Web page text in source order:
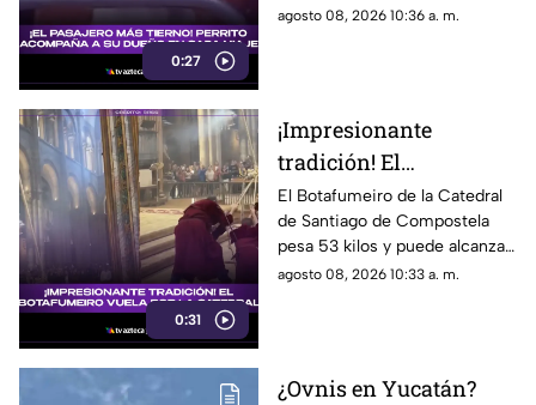
0:27
como un pasajero más. Su
agosto 08, 2026 10:36 a. m.
0:31
¡Impresionante
tradición! El
Botafumeiro vuela por
la Catedral de Santiago
El Botafumeiro de la Catedral
de Santiago de Compostela
pesa 53 kilos y puede alcanzar
68 km/h. Conoce la historia de
agosto 08, 2026 10:33 a. m.
¿Ovnis en Yucatán?